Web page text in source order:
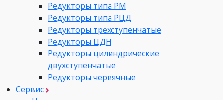
Редукторы типа РМ
Редукторы типа РЦД
Редукторы трехступенчатые
Редукторы ЦДН
Редукторы цилиндрические
двухступенчатые
Редукторы червячные
Сервис